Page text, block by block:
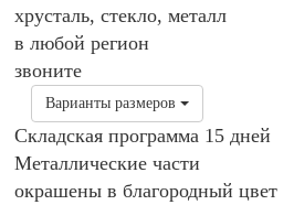
хрусталь, стекло, металл
в любой регион
звоните
Варианты размеров
Складская программа 15 дней
Металлические части
окрашены в благородный цвет